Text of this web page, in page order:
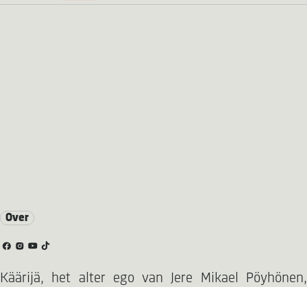
Over
Käärijä, het alter ego van Jere Mikael Pöyhönen,